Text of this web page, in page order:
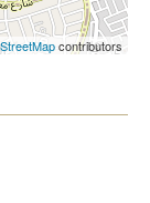
contributors